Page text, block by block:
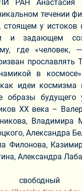
РАН Анастасия
течении
у истоков
и задающем
где «человек,
прославлять
в
идеи космизма
образы будущего
XX века –
Владимира
Александра
Филонова,
Александра